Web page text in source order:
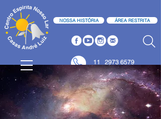
NOSSA HISTÓRIA ÁREA RESTRITA
11 2973 6579
11 2973 6580